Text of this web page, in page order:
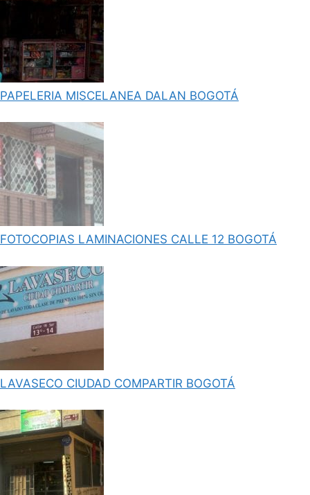
PAPELERIA MISCELANEA DALAN BOGOTÁ
FOTOCOPIAS LAMINACIONES CALLE 12 BOGOTÁ
LAVASECO CIUDAD COMPARTIR BOGOTÁ